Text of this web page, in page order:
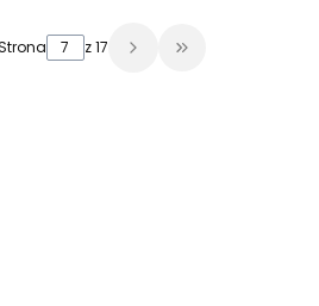
strony z produktami
z 17 Przejdź do